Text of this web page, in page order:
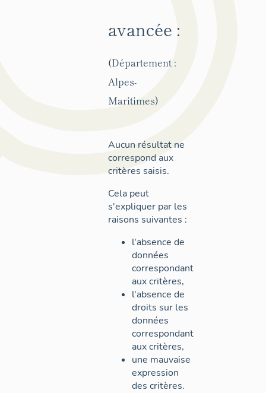
avancée :
(Département :
Alpes-
Maritimes)
Aucun résultat ne
correspond aux
critères saisis.
Cela peut
s'expliquer par les
raisons suivantes :
l'absence de
données
correspondant
aux critères,
l'absence de
droits sur les
données
correspondant
aux critères,
une mauvaise
expression
des critères.